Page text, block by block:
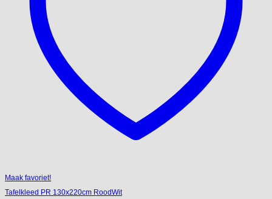
Maak favoriet!
Tafelkleed PR 130x220cm RoodWit